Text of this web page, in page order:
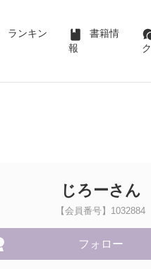
ランキン
書籍情
報
ク
じろーさん
【会員番号】1032884
フォロー